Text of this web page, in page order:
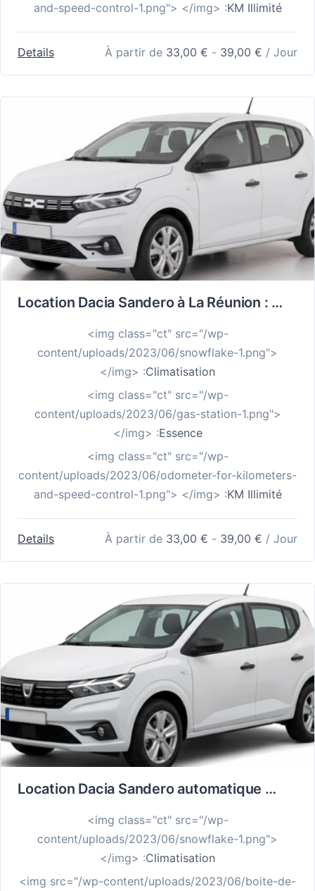
and-speed-control-1.png"> </img> :KM Illimité
Details À partir de 33,00 € - 39,00 € / Jour
Location Dacia Sandero à La Réunion : La Berline Fiable, Boîte 6 Vitesses, Kilomètres Illimités
<img class="ct" src="/wp-
content/uploads/2023/06/snowflake-1.png">
</img> :Climatisation
<img class="ct" src="/wp-
content/uploads/2023/06/gas-station-1.png">
</img> :Essence
<img class="ct" src="/wp-
content/uploads/2023/06/odometer-for-kilometers-
and-speed-control-1.png"> </img> :KM Illimité
Details À partir de 33,00 € - 39,00 € / Jour
Location Dacia Sandero automatique à La Réunion : Roulez zen, sans regarder le compteur
<img class="ct" src="/wp-
content/uploads/2023/06/snowflake-1.png">
</img> :Climatisation
<img src="/wp-content/uploads/2023/06/boite-de-